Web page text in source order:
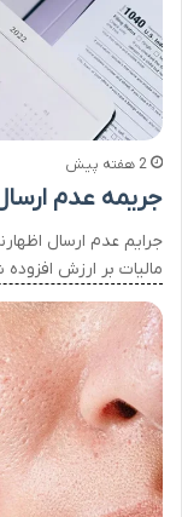
2 هفته پیش
جریمه عدم
مالیات بر ارزش